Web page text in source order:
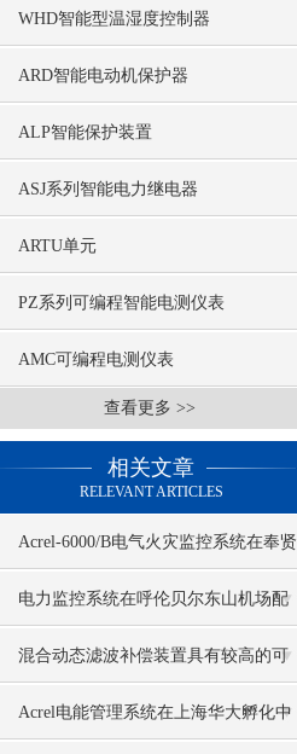
WHD智能型温湿度控制器
ARD智能电动机保护器
ALP智能保护装置
ASJ系列智能电力继电器
ARTU单元
PZ系列可编程智能电测仪表
AMC可编程电测仪表
查看更多 >>
相关文章
RELEVANT ARTICLES
Acrel-6000/B电气火灾监控系统在奉贤
卫生中心的应用
电力监控系统在呼伦贝尔东山机场配
电改造中的应用
混合动态滤波补偿装置具有较高的可
靠性和抗干扰能力
Acrel电能管理系统在上海华大孵化中